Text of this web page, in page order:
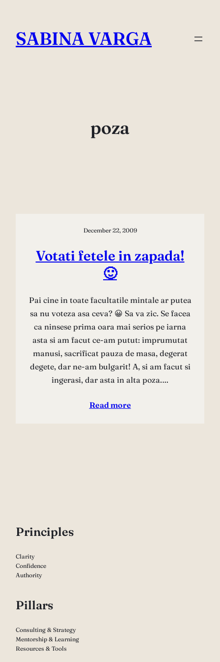
content
SABINA VARGA
poza
December 22, 2009
Votati fetele in zapada!
🙂
Pai cine in toate facultatile mintale ar putea
sa nu voteza asa ceva? 😀 Sa va zic. Se facea
ca ninsese prima oara mai serios pe iarna
asta si am facut ce-am putut: imprumutat
manusi, sacrificat pauza de masa, degerat
degete, dar ne-am bulgarit! A, si am facut si
ingerasi, dar asta in alta poza.…
Read more
Principles
Clarity
Confidence
Authority
Pillars
Consulting & Strategy
Mentorship & Learning
Resources & Tools